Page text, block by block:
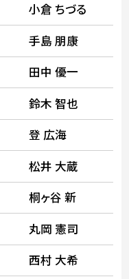
小倉 ちづる
手島 朋康
田中 優一
鈴木 智也
登 広海
松井 大蔵
桐ヶ谷 新
丸岡 憲司
西村 大希